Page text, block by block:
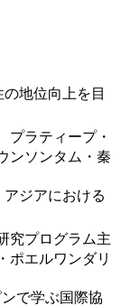
地位向上を目
ラティープ・
ンソンタム・秦
ジアにおける
プログラム主
エルワンダリ
で学ぶ国際協